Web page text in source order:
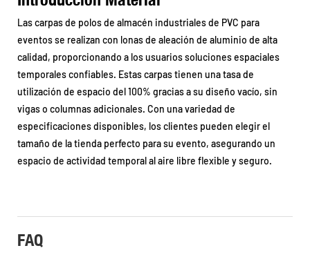
Las carpas de polos de almacén industriales de PVC para
eventos se realizan con lonas de aleación de aluminio de alta
calidad, proporcionando a los usuarios soluciones espaciales
temporales confiables. Estas carpas tienen una tasa de
utilización de espacio del 100% gracias a su diseño vacío, sin
vigas o columnas adicionales. Con una variedad de
especificaciones disponibles, los clientes pueden elegir el
tamaño de la tienda perfecto para su evento, asegurando un
espacio de actividad temporal al aire libre flexible y seguro.
FAQ